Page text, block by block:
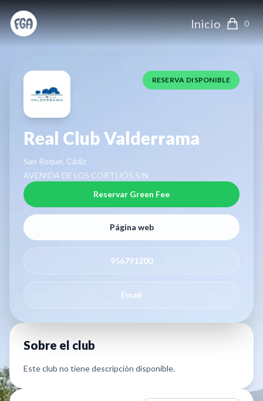
Inicio 0
RESERVA DISPONIBLE
Real Club Valderrama
San Roque, Cádiz
AVENIDA DE LOS CORTIJOS S/N
Reservar Green Fee
Página web
956791200
Email
Sobre el club
Este club no tiene descripción disponible.